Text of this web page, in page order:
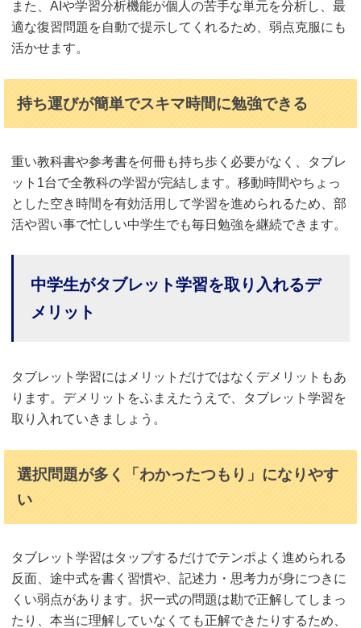
また、AIや学習分析機能が個人の苦手な単元を分析し、最
適な復習問題を自動で提示してくれるため、弱点克服にも
活かせます。
持ち運びが簡単でスキマ時間に勉強できる
重い教科書や参考書を何冊も持ち歩く必要がなく、タブレ
ット1台で全教科の学習が完結します。移動時間やちょっ
とした空き時間を有効活用して学習を進められるため、部
活や習い事で忙しい中学生でも毎日勉強を継続できます。
中学生がタブレット学習を取り入れるデ
メリット
タブレット学習にはメリットだけではなくデメリットもあ
ります。デメリットをふまえたうえで、タブレット学習を
取り入れていきましょう。
選択問題が多く「わかったつもり」になりやす
い
タブレット学習はタップするだけでテンポよく進められる
反面、途中式を書く習慣や、記述力・思考力が身につきに
くい弱点があります。択一式の問題は勘で正解してしまっ
たり、本当に理解していなくても正解できたりするため、